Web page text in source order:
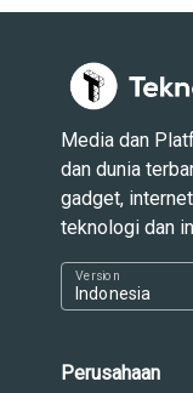
Media dan
dan dunia
gadget,
teknologi dan
Indonesia
Version
Perusahaan